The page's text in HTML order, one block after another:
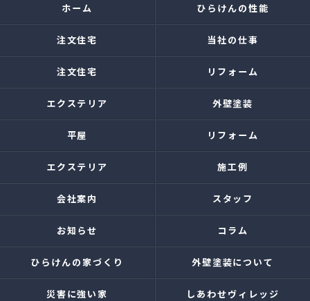
ホーム ひらけんの性能
注文住宅 当社の仕事
注文住宅 リフォーム
エクステリア 外壁塗装
平屋 リフォーム
エクステリア 施工例
会社案内 スタッフ
お知らせ コラム
ひらけんの家づくり 外壁塗装について
災害に強い家 しあわせヴィレッジ